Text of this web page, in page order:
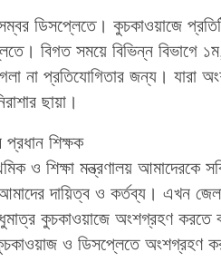
ডিসপ্লেতে। কুচকাওয়াজে
বিগত সময়ে বিভিন্ন বিভাগে
না প্রতিযোগিতার জন্য। যারা
ছায়া।
প্রধান শিক্ষক
ও শিক্ষা মন্ত্রণালয় আমাদেরকে
আমাদের দায়িত্ব ও কর্তব্য।
কুচকাওয়াজে অংশগ্রহণ
ও ডিসপ্লেতে অংশগ্রহণ